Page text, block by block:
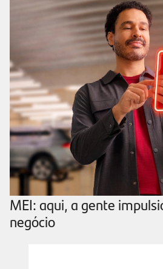
MEI: aqui, a gente
negócio